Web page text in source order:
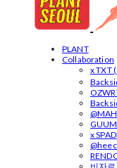
PLANT
Collaboration
x TXT
x